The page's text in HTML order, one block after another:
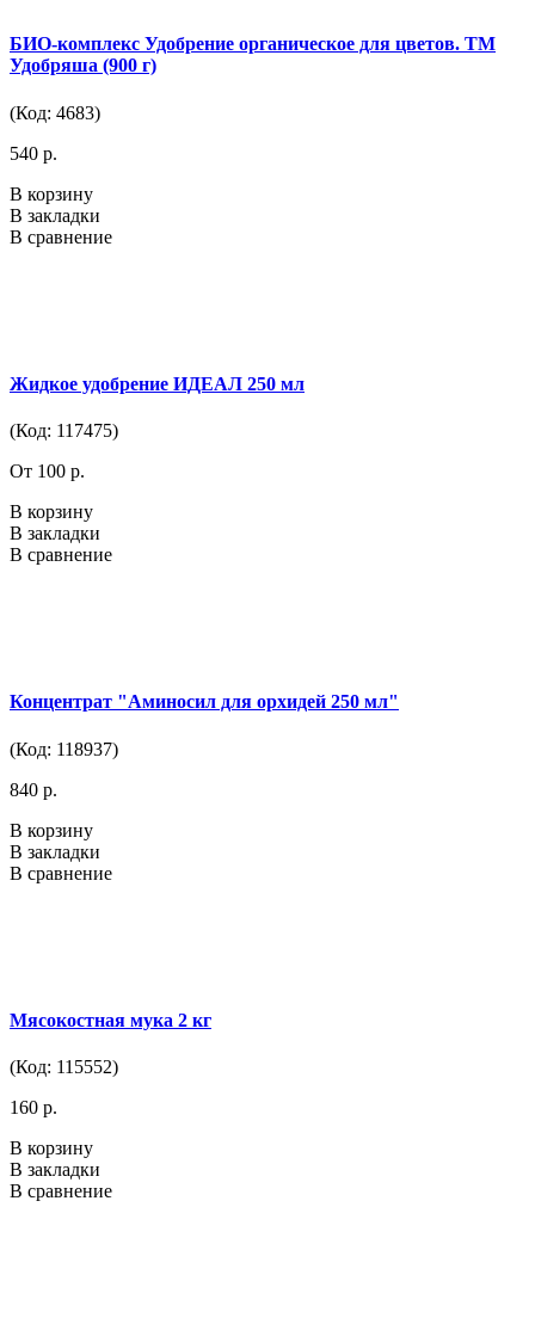
БИО-комплекс Удобрение органическое для цветов. ТМ
Удобряша (900 г)
(Код: 4683)
540 р.
В корзину
В закладки
В сравнение
Жидкое удобрение ИДЕАЛ 250 мл
(Код: 117475)
От 100 р.
В корзину
В закладки
В сравнение
Концентрат "Аминосил для орхидей 250 мл"
(Код: 118937)
840 р.
В корзину
В закладки
В сравнение
Мясокостная мука 2 кг
(Код: 115552)
160 р.
В корзину
В закладки
В сравнение